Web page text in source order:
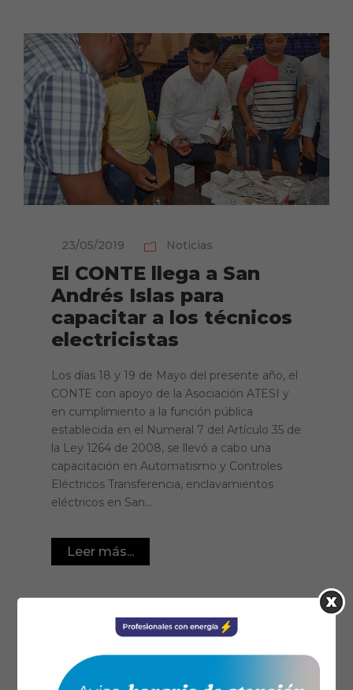
23/05/2019 Noticias
El CONTE llega a San
Andrés Islas para
capacitar a los técnicos
electricistas
Los días 18 y 19 de Mayo del presente año, el
CONTE con apoyo de la Asociación ATESI y
en cumplimiento a la función pública
establecida en el Numeral 7 del Artículo 35 de
la Ley 1264 de 2008, se llevó a cabo una
capacitación en Automatismo y Controles
Eléctricos Transferencia, enclavamientos
eléctricos en San...
Leer más...